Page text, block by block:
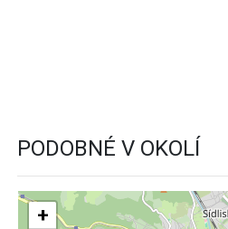
PODOBNÉ V OKOLÍ
+